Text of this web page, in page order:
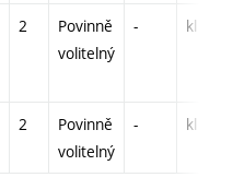
2
Povinně
volitelný
- kl
2
Povinně
volitelný
- kl